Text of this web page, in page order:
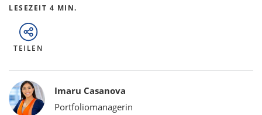
LESEZEIT 4 MIN.
TEILEN
Bylines
Imaru Casanova
Portfoliomanagerin